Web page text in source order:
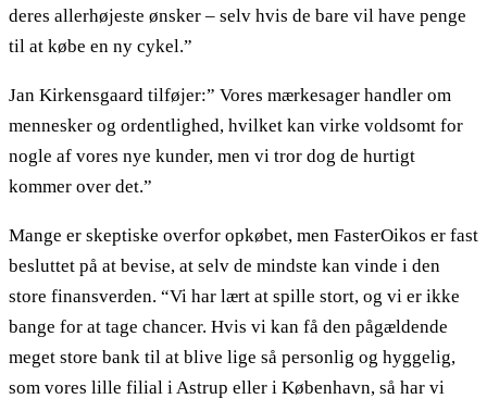
deres allerhøjeste ønsker – selv hvis de bare vil have penge
til at købe en ny cykel.”
Jan Kirkensgaard tilføjer:” Vores mærkesager handler om
mennesker og ordentlighed, hvilket kan virke voldsomt for
nogle af vores nye kunder, men vi tror dog de hurtigt
kommer over det.”
Mange er skeptiske overfor opkøbet, men FasterOikos er fast
besluttet på at bevise, at selv de mindste kan vinde i den
store finansverden. “Vi har lært at spille stort, og vi er ikke
bange for at tage chancer. Hvis vi kan få den pågældende
meget store bank til at blive lige så personlig og hyggelig,
som vores lille filial i Astrup eller i København, så har vi